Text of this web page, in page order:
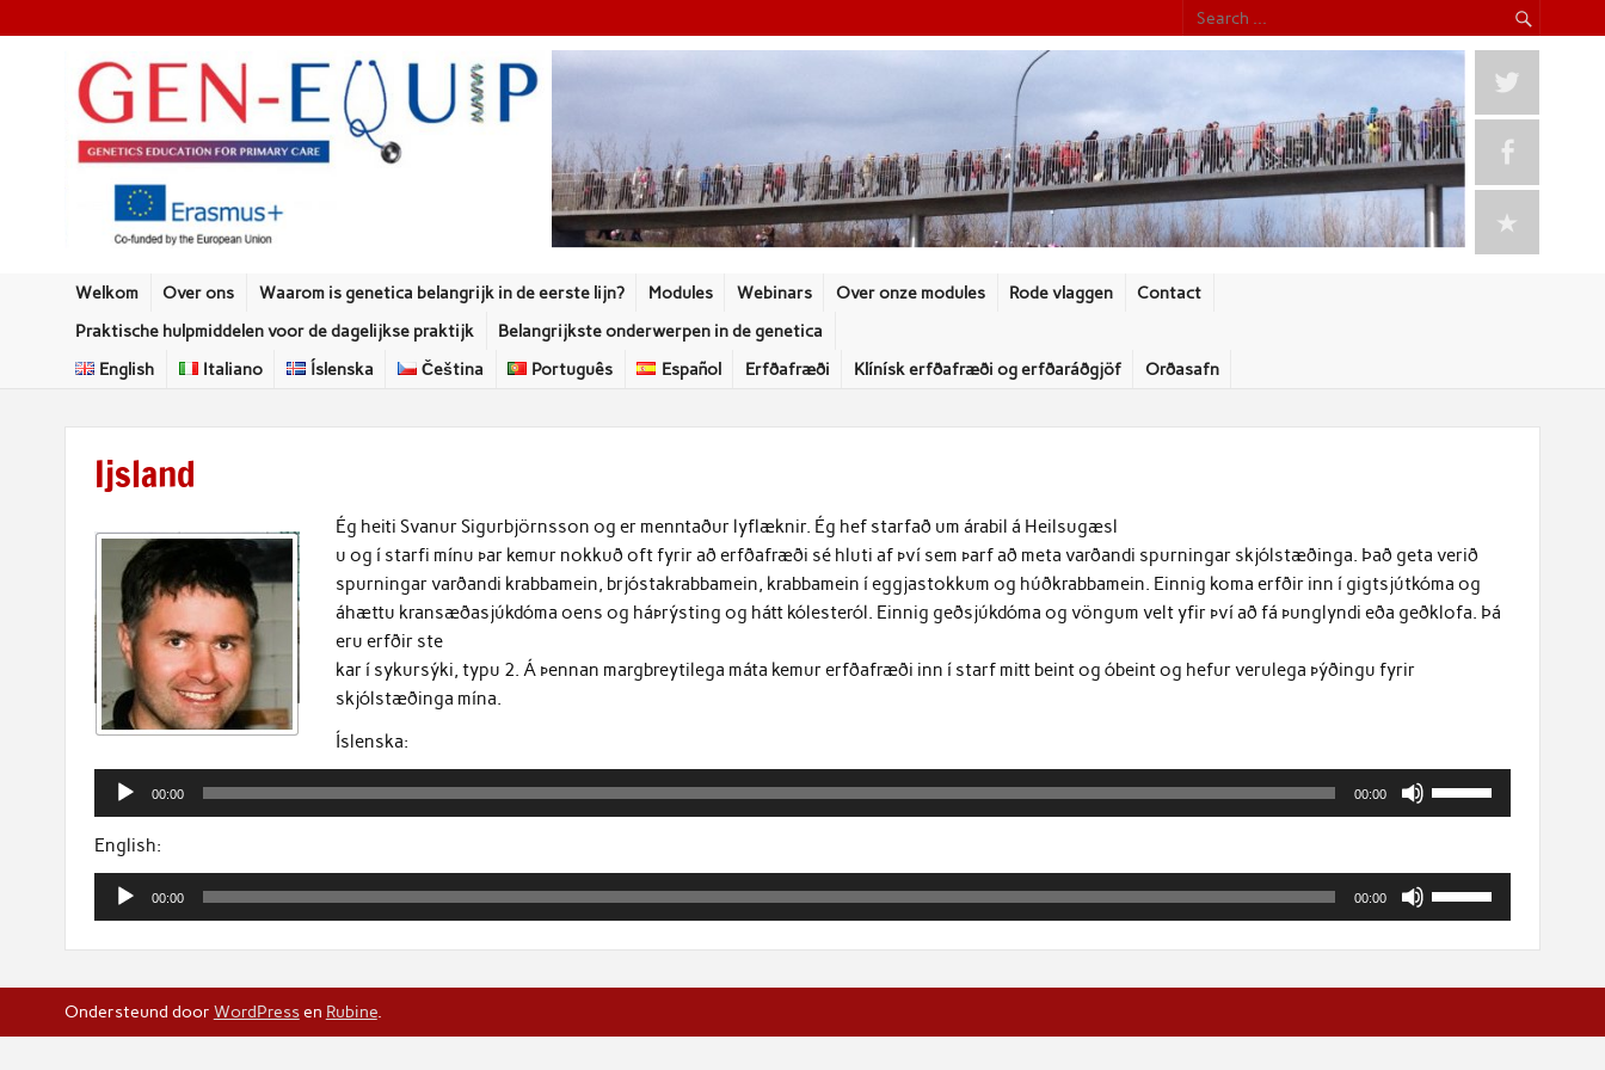
Welkom Over ons Waarom is genetica belangrijk in de eerste lijn? Modules Webinars Over onze modules Rode vlaggen Contact
Praktische hulpmiddelen voor de dagelijkse praktijk Belangrijkste onderwerpen in de genetica
English Italiano Íslenska Čeština Português Español Erfðafræði Klínísk erfðafræði og erfðaráðgjöf Orðasafn
Ijsland
Ég heiti Svanur Sigurbjörnsson og er menntaður lyflæknir. Ég hef starfað um árabil á Heilsugæsl
u og í starfi mínu þar kemur nokkuð oft fyrir að erfðafræði sé hluti af því sem þarf að meta varðandi spurningar skjólstæðinga. Það geta verið
spurningar varðandi krabbamein, brjóstakrabbamein, krabbamein í eggjastokkum og húðkrabbamein. Einnig koma erfðir inn í gigtsjútkóma og
áhættu kransæðasjúkdóma oens og háþrýsting og hátt kólesteról. Einnig geðsjúkdóma og vöngum velt yfir því að fá þunglyndi eða geðklofa. Þá
eru erfðir ste
kar í sykursýki, typu 2. Á þennan margbreytilega máta kemur erfðafræði inn í starf mitt beint og óbeint og hefur verulega þýðingu fyrir
skjólstæðinga mína.
Íslenska:
Audiospeler
00:00 00:00
het
volume
te
te
English:
Audiospeler
00:00 00:00
Ondersteund door WordPressen Rubine.